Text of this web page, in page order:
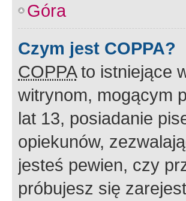
Góra
Czym jest COPPA?
COPPAto istniejące
witrynom, mogącym
lat 13, posiadanie
opiekunów,
jesteś pewien, czy
próbujesz się